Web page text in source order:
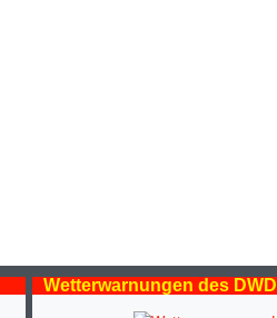
Wetterwarnungen des DWD